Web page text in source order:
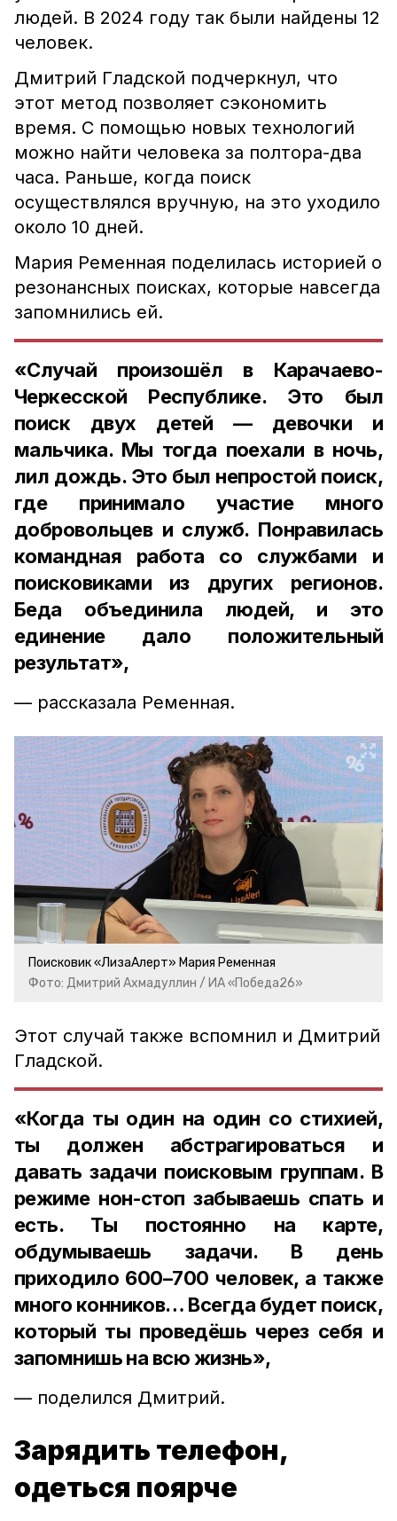
людей. В 2024 году так были найдены 12
человек.
Дмитрий Гладской подчеркнул, что
этот метод позволяет сэкономить
время. С помощью новых технологий
можно найти человека за полтора-два
часа. Раньше, когда поиск
осуществлялся вручную, на это уходило
около 10 дней.
Мария Ременная поделилась историей о
резонансных поисках, которые навсегда
запомнились ей.
«Случай произошёл в Карачаево-
Черкесской Республике. Это был
поиск двух детей — девочки и
мальчика. Мы тогда поехали в ночь,
лил дождь. Это был непростой поиск,
где принимало участие много
добровольцев и служб. Понравилась
командная работа со службами и
поисковиками из других регионов.
Беда объединила людей, и это
единение дало положительный
результат»,
— рассказала Ременная.
Поисковик «ЛизаАлерт» Мария Ременная
Фото: Дмитрий Ахмадуллин / ИА «Победа26»
Этот случай также вспомнил и Дмитрий
Гладской.
«Когда ты один на один со стихией,
ты должен абстрагироваться и
давать задачи поисковым группам. В
режиме нон-стоп забываешь спать и
есть. Ты постоянно на карте,
обдумываешь задачи. В день
приходило 600–700 человек, а также
много конников… Всегда будет поиск,
который ты проведёшь через себя и
запомнишь на всю жизнь»,
— поделился Дмитрий.
Зарядить телефон,
одеться поярче